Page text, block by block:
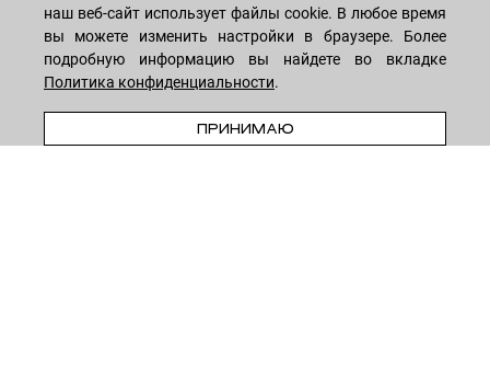
ПРЕДЗАКАЗ
Мужчинам
Тело
Волосы
Дети
ПОКУПАТЕЛЯМ
Способы оплаты
наш веб-сайт использует файлы cookie. В любое время
вы можете изменить настройки в браузере. Более
подробную информацию вы найдете во вкладке
Политика конфиденциальности.
ПРИНИМАЮ